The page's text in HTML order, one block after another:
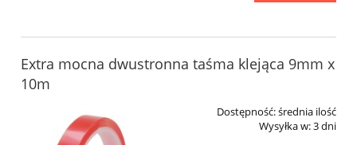
Extra mocna dwustronna taśma klejąca 9mm x
10m
Dostępność:średnia ilość
Wysyłka w:3 dni